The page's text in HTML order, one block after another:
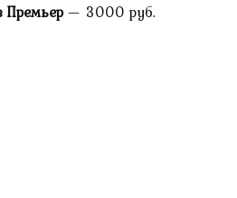
Премьер— 3000 руб.